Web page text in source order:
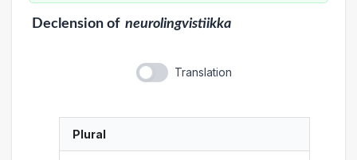
Declensionof neurolingvistiikka
Translation
Plural